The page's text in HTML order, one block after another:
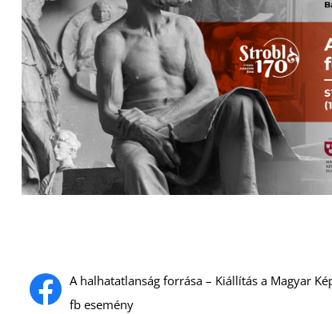
A halhatatlanság forrása – Kiállítás a Magyar
fb esemény